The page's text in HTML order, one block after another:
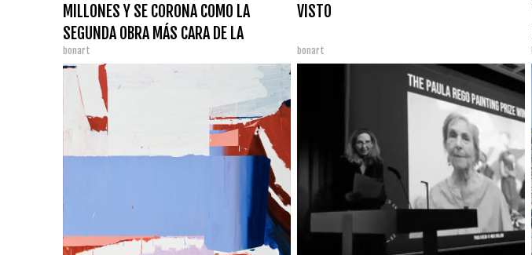
MILLONES Y SE CORONA COMO LA
SEGUNDA OBRA MÁS CARA DE LA
HISTORIA
bonart
VISTO
bonart